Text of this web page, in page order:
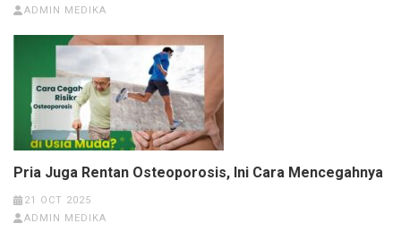
ADMIN MEDIKA
Pria Juga Rentan Osteoporosis, Ini Cara Mencegahnya
21 OCT 2025
ADMIN MEDIKA